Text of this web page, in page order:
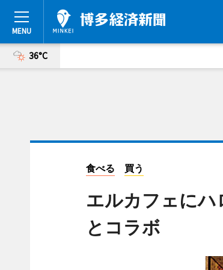
36°C
食べる 買う
エルカフェにハ
とコラボ